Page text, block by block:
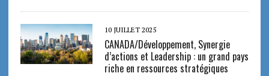
10 JUILLET 2025
CANADA/Développement, Synergie
d’actions et Leadership : un grand pays
riche en ressources stratégiques